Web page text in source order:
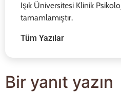
Işık Üniversitesi Klinik
tamamlamıştır.
Tüm Yazılar
Bir yanıt yazın